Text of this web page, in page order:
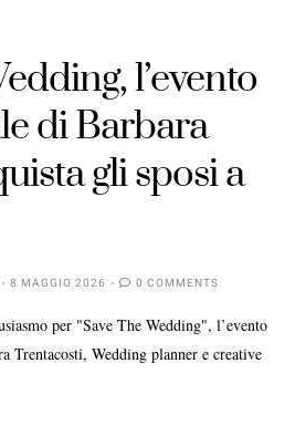
l’evento
di Barbara
gli sposi a
8 MAGGIO 2026 0 COMMENTS
per "Save The Wedding", l’evento
Trentacosti, Wedding planner e creative